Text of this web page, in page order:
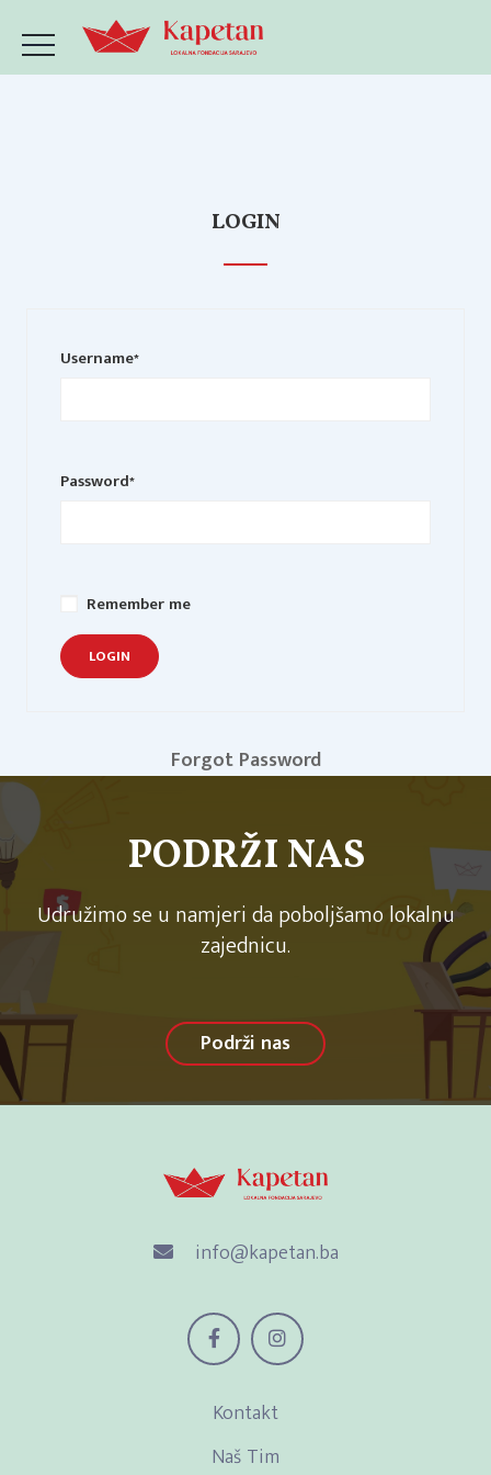
LOGIN
Username*
Password*
Remember me
Forgot Password
PODRŽI NAS
Udružimo se u namjeri da poboljšamo lokalnu
zajednicu.
Podrži nas
info@kapetan.ba
Kontakt
Naš Tim